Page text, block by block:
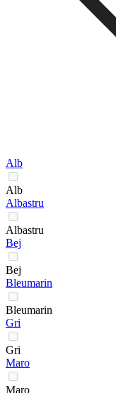
Alb
Alb
Albastru
Albastru
Bej
Bej
Bleumarin
Bleumarin
Gri
Gri
Maro
Maro